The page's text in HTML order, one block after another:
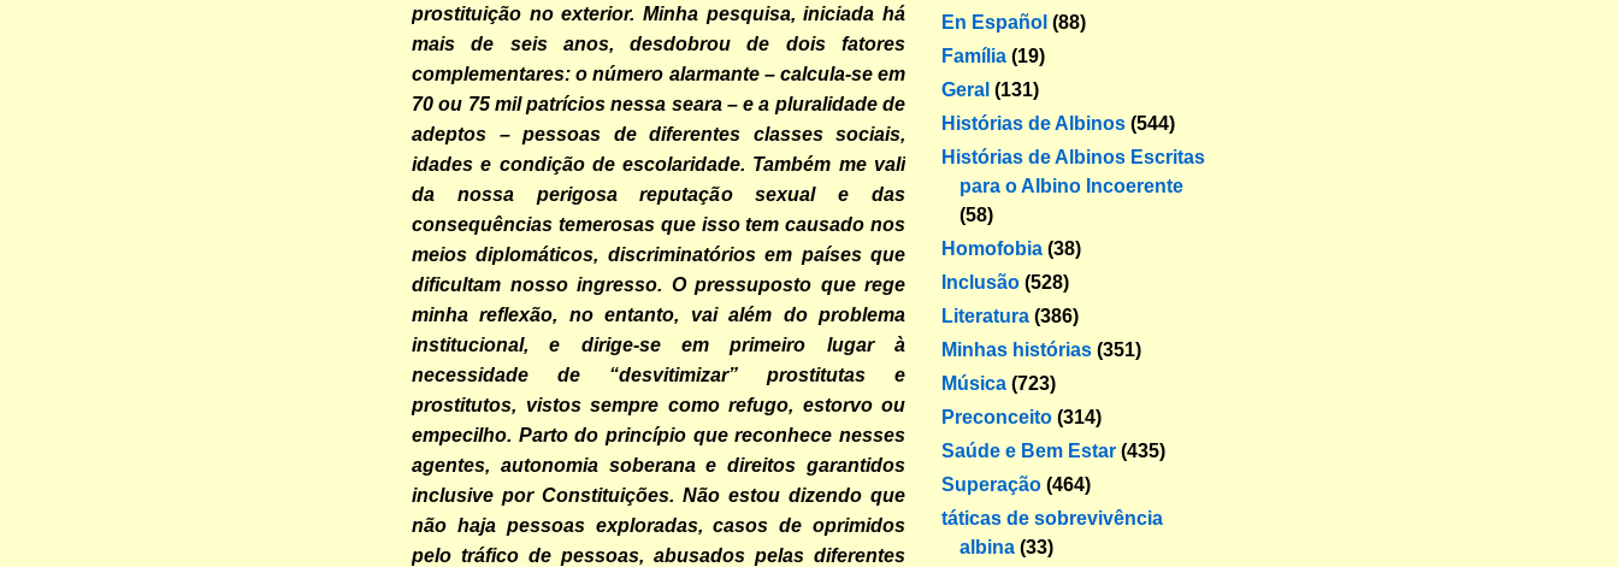
prostituição no exterior. Minha pesquisa, iniciada há
mais de seis anos, desdobrou de dois fatores
complementares: o número alarmante – calcula-se em
70 ou 75 mil patrícios nessa seara – e a pluralidade de
adeptos – pessoas de diferentes classes sociais,
idades e condição de escolaridade. Também me vali
da nossa perigosa reputação sexual e das
consequências temerosas que isso tem causado nos
meios diplomáticos, discriminatórios em países que
dificultam nosso ingresso. O pressuposto que rege
minha reflexão, no entanto, vai além do problema
institucional, e dirige-se em primeiro lugar à
necessidade de “desvitimizar” prostitutas e
prostitutos, vistos sempre como refugo, estorvo ou
empecilho. Parto do princípio que reconhece nesses
agentes, autonomia soberana e direitos garantidos
inclusive por Constituições. Não estou dizendo que
não haja pessoas exploradas, casos de oprimidos
pelo tráfico de pessoas, abusados pelas diferentes
En Español (88)
Família (19)
Geral (131)
Histórias de Albinos (544)
Histórias de Albinos Escritas
para o Albino Incoerente
(58)
Homofobia (38)
Inclusão (528)
Literatura (386)
Minhas histórias (351)
Música (723)
Preconceito (314)
Saúde e Bem Estar (435)
Superação (464)
táticas de sobrevivência
albina (33)